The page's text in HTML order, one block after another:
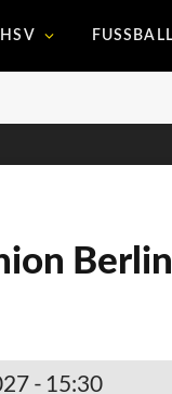
HSV FUSSBALL
Berlin
- 15:30